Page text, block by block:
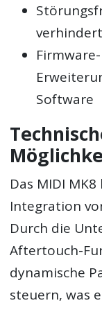
Software
Das MIDI
Integration
Durch die
Aftertouch-
dynamische
steuern, was